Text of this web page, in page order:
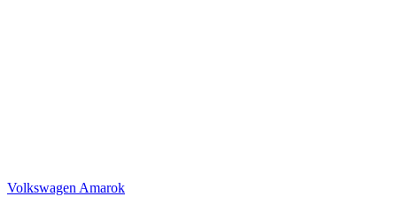
Volkswagen Amarok